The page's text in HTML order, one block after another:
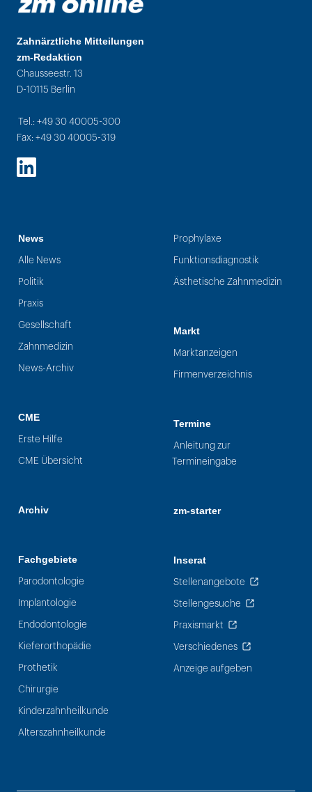
Zahnärztliche Mitteilungen
zm-Redaktion
Chausseestr. 13
D-10115 Berlin
Tel.: +49 30 40005-300
Fax: +49 30 40005-319
LinkedIn
News
Alle News
Politik
Praxis
Gesellschaft
Zahnmedizin
News-Archiv
CME
Erste Hilfe
CME Übersicht
Archiv
Fachgebiete
Parodontologie
Implantologie
Endodontologie
Kieferorthopädie
Prothetik
Chirurgie
Kinderzahnheilkunde
Alterszahnheilkunde
Prophylaxe
Funktionsdiagnostik
Ästhetische Zahnmedizin
Markt
Marktanzeigen
Firmenverzeichnis
Termine
Anleitung zur
Termineingabe
zm-starter
Inserat
Stellenangebote
Stellengesuche
Praxismarkt
Verschiedenes
Anzeige aufgeben